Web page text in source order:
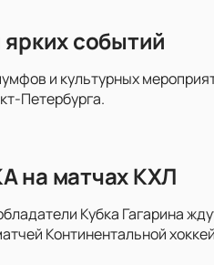
событий
и культурных
Петербурга.
на матчах КХЛ
Кубка Гагарина
Континентальной